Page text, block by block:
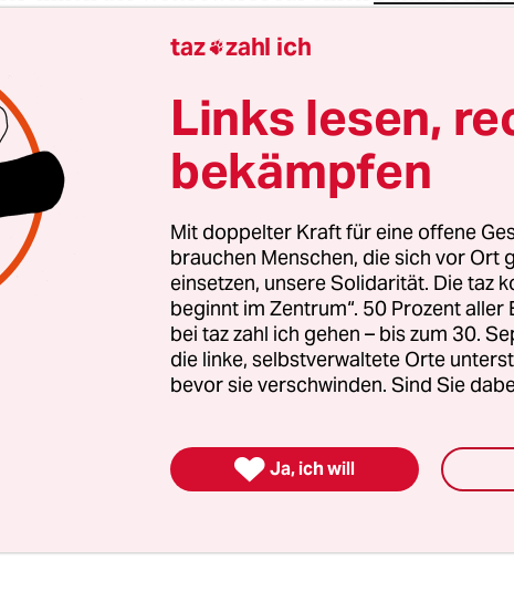
immer wird gestritten, was nun realisiert
die Sache klar: Gewonnen hat „Für Capri und
lila-blaue Luftschlange der Künstlerinnen
und Hannah Rath aus Hamburg und Berlin.
der Entwurf „Pavillon der Stimmen“ – ein Ring
von Studio Other Spaces, bestehend aus
Elíasson und dem Architekten Sebastian
taz zahl ich
Links lesen,
bekämpfen
Mit doppelter Kraft für eine offene
brauchen Menschen, die sich vor Ort
einsetzen, unsere Solidarität. Die taz
beginnt im Zentrum“. 50 Prozent
bei taz zahl ich gehen – bis zum 30.
die linke, selbstverwaltete Orte
bevor sie verschwinden. Sind Sie
 Ja, ich will